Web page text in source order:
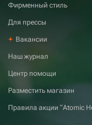
Фирменный стиль
Для прессы
Вакансии
Наш журнал
Центр помощи
Разместить магазин
Правила акции “Atomic